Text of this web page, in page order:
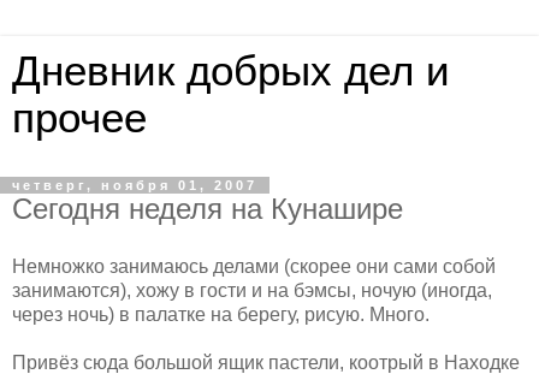
Дневник добрых дел и
прочее
четверг, ноября 01, 2007
Сегодня неделя на Кунашире
Немножко занимаюсь делами (скорее они сами собой
занимаются), хожу в гости и на бэмсы, ночую (иногда,
через ночь) в палатке на берегу, рисую. Много.
Привёз сюда большой ящик пастели, коотрый в Находке